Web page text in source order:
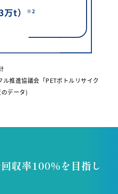
推進協議会「PETボトルリサイク
データ)
収率100％を目指し